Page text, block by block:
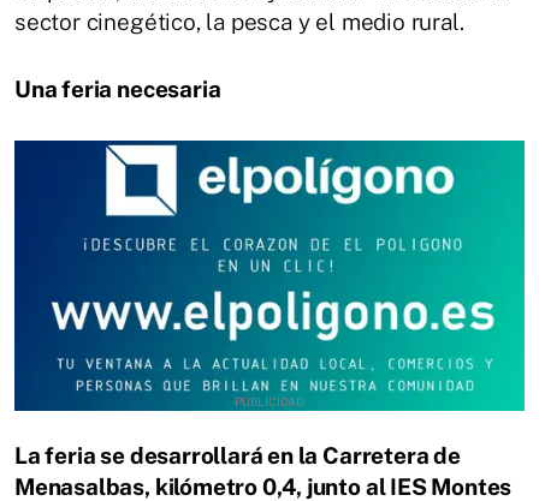
sector cinegético, la pesca y el medio rural.
Una feria necesaria
La feria se desarrollará en la Carretera de
Menasalbas, kilómetro 0,4, junto al IES Montes